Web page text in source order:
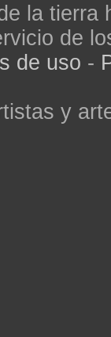
la tierra
de
de uso -
y